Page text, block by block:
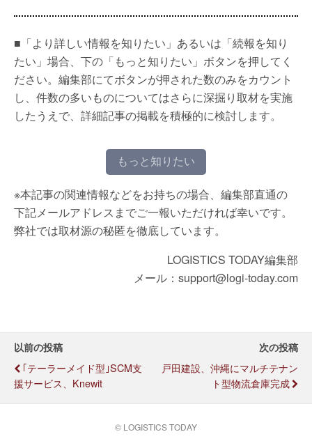
■「より詳しい情報を知りたい」あるいは「続報を知り
たい」場合、下の「もっと知りたい」ボタンを押してく
ださい。編集部にてボタンが押された数のみをカウント
し、件数の多いものについてはさらに深掘り取材を実施
したうえで、詳細記事の掲載を積極的に検討します。
もっと知りたい
※本記事の関連情報などをお持ちの場合、編集部直通の
下記メールアドレスまでご一報いただければ幸いです。
弊社では取材源の秘匿を徹底しています。
LOGISTICS TODAY編集部
メール：support@logi-today.com
以前の投稿
｢テーラーメイド型｣SCM支
援サービス、Knewit
次の投稿
戸田建設、沖縄にマルチテナン
ト型物流倉庫完成
© LOGISTICS TODAY